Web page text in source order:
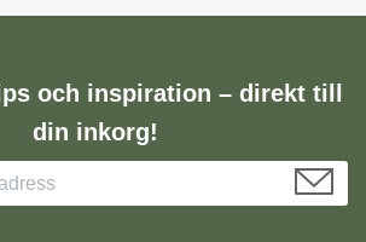
och inspiration – direkt till
din inkorg!